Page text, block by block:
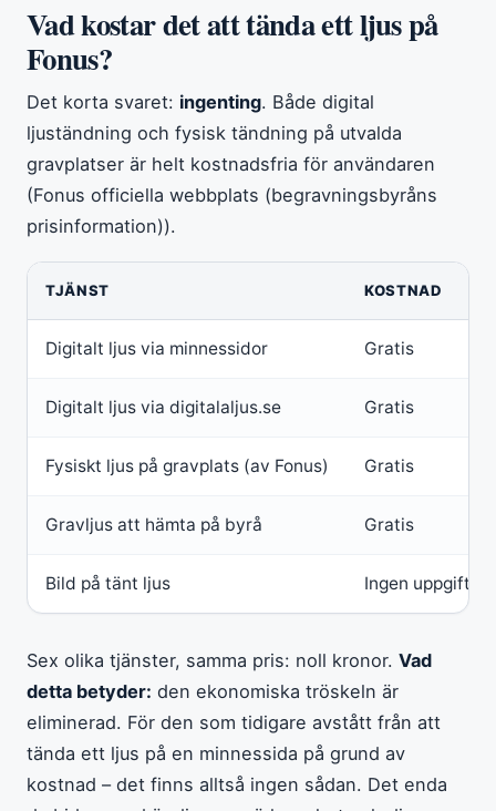
Vad kostar det att tända ett ljus på
Fonus?
Det korta svaret: ingenting. Både digital
ljuständning och fysisk tändning på utvalda
gravplatser är helt kostnadsfria för användaren
(Fonus officiella webbplats (begravningsbyråns
prisinformation)).
TJÄNST KOSTNAD
Digitalt ljus via minnessidor Gratis
Digitalt ljus via digitalaljus.se Gratis
Fysiskt ljus på gravplats (av Fonus) Gratis
Gravljus att hämta på byrå Gratis
Bild på tänt ljus Ingen uppgift
Sex olika tjänster, samma pris: noll kronor. Vad
detta betyder: den ekonomiska tröskeln är
eliminerad. För den som tidigare avstått från att
tända ett ljus på en minnessida på grund av
kostnad – det finns alltså ingen sådan. Det enda